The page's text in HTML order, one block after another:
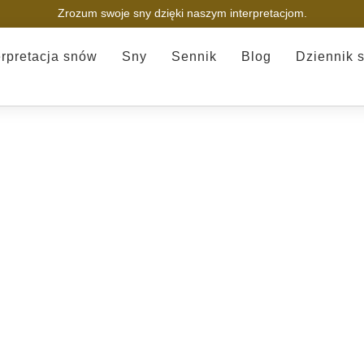
Zrozum swoje sny dzięki naszym interpretacjom.
snów Sny Sennik Blog Dziennik